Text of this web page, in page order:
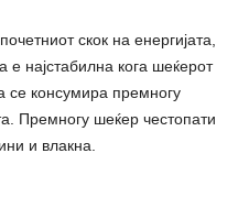
скок на енергијата,
е најстабилна кога шеќерот
се консумира премногу
Премногу шеќер честопати
и влакна.